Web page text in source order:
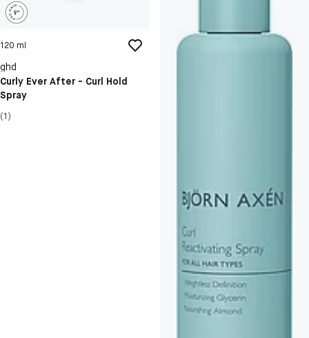
120 ml
ghd
Curly Ever After - Curl Hold
Spray
(1)